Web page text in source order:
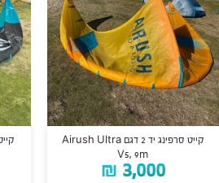
קייט סרפינג יד 2 דגם Airush Ultra
V5, 9m
₪ 3,000